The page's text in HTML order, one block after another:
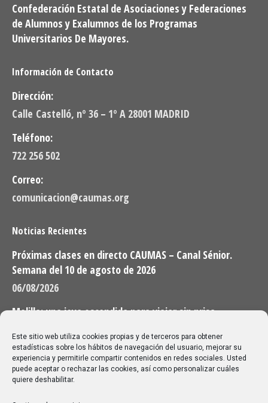
Este sitio web utiliza cookies propias y de terceros para obtener
estadísticas sobre los hábitos de navegación del usuario, mejorar su
experiencia y permitirle compartir contenidos en redes sociales. Usted
puede aceptar o rechazar las cookies, así como personalizar cuáles
quiere deshabilitar.
Confederación Estatal de Asociaciones y Federaciones
de Alumnos y Exalumnos de los Programas
Universitarios De Mayores.
Información de Contacto
Dirección:
Calle Castelló, nº 36 – 1º A 28001 MADRID
Teléfono:
722 256 502
Correo:
comunicacion@caumas.org
Noticias Recientes
Próximas clases en directo CAUMAS – Canal Sénior.
Semana del 10 de agosto de 2026
06/08/2026
Melilla: una joya escondida para viajar sin prisa
28/07/2026
Buscar
Buscar: